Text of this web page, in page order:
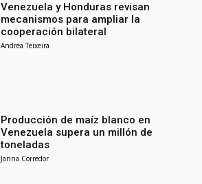
Venezuela y Honduras revisan
mecanismos para ampliar la
cooperación bilateral
Andrea Teixeira
Producción de maíz blanco en
Venezuela supera un millón de
toneladas
Janna Corredor